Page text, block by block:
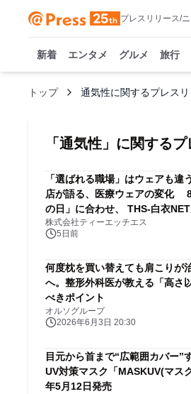
プレスリリース/
新着 エンタメ グルメ 旅行
トップ 通気性に関するプレスリ
「 通気性 」に関する
「選ばれる職場」はウェアも
店が語る、医療ウェアの変化
の日」に合わせ、 THS-白衣
ウェア需要の分析結果を発表
株式会社ティーエッチエス
5日前
何度枕を買い替えても肩こりが
へ。整形外科医が教える「高さ
べきポイント
オルソグループ
2026年6月3日 20:30
目元から首まで“広範囲カバー”
UV対策マスク「MASKUV(マス
年5月12日発売